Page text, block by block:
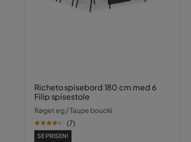
Richeto spisebord 180 cm med 6
Filip spisestole
Røget eg / Taupe bouclé
(7)
SE PRISEN!